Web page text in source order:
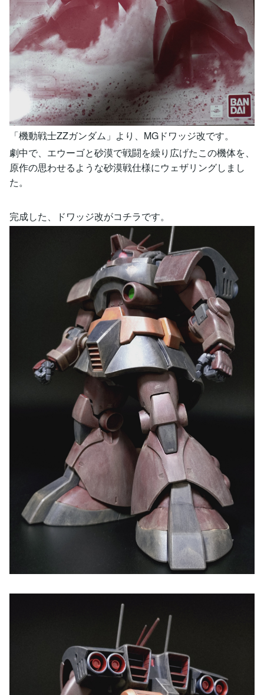
「機動戦士ZZガンダム」より、MGドワッジ改です。
劇中で、エウーゴと砂漠で戦闘を繰り広げたこの機体を、
原作の思わせるような砂漠戦仕様にウェザリングしまし
た。
完成した、ドワッジ改がコチラです。